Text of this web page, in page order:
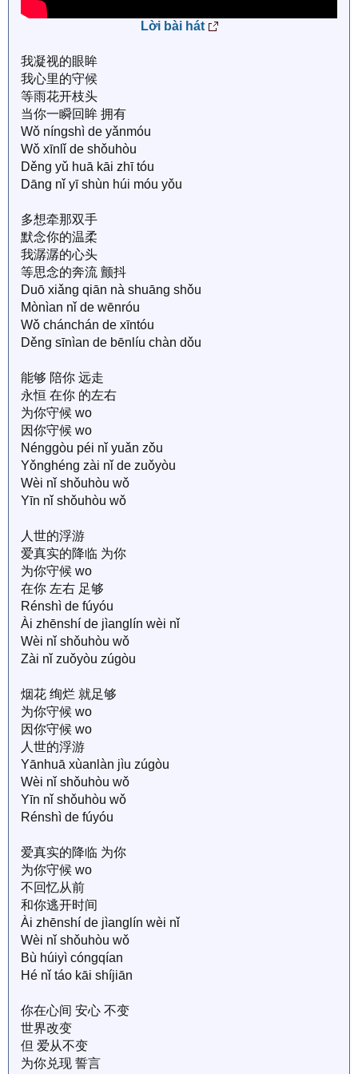
tranh đang cận kề hứa hẹn sẽ tạo nên những cung bậc
cảm xúc mạnh mẽ, khiến người xem không thể rời mắt
cổ trang tiếp theo của màn ảnh Hoa ngữ.
Lời bài hát
我凝视的眼眸
我心里的守候
等雨花开枝头
当你一瞬回眸 拥有
Wǒ níngshì de yǎnmóu
Wǒ xīnlǐ de shǒuhòu
Děng yǔ huā kāi zhī tóu
Dāng nǐ yī shùn húi móu yǒu
多想牵那双手
默念你的温柔
我潺潺的心头
等思念的奔流 颤抖
Duō xiǎng qiān nà shuāng shǒu
Mònìan nǐ de wēnróu
Wǒ chánchán de xīntóu
Děng sīnìan de bēnlíu chàn dǒu
能够 陪你 远走
永恒 在你 的左右
为你守候 wo
因你守候 wo
Nénggòu péi nǐ yuǎn zǒu
Yǒnghéng zài nǐ de zuǒyòu
Wèi nǐ shǒuhòu wǒ
Yīn nǐ shǒuhòu wǒ
人世的浮游
爱真实的降临 为你
为你守候 wo
在你 左右 足够
Rénshì de fúyóu
Ài zhēnshí de jìanglín wèi nǐ
Wèi nǐ shǒuhòu wǒ
Zài nǐ zuǒyòu zúgòu
烟花 绚烂 就足够
为你守候 wo
因你守候 wo
人世的浮游
Yānhuā xùanlàn jìu zúgòu
Wèi nǐ shǒuhòu wǒ
Yīn nǐ shǒuhòu wǒ
Rénshì de fúyóu
爱真实的降临 为你
为你守候 wo
不回忆从前
和你逃开时间
Ài zhēnshí de jìanglín wèi nǐ
Wèi nǐ shǒuhòu wǒ
Bù húiyì cóngqían
Hé nǐ táo kāi shíjiān
你在心间 安心 不变
世界改变
但 爱从不变
为你兑现 誓言